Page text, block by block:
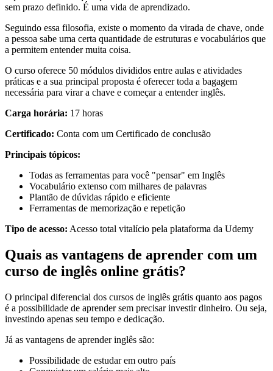
sem prazo definido. É uma vida de aprendizado.
Seguindo essa filosofia, existe o momento da virada de chave, onde
a pessoa sabe uma certa quantidade de estruturas e vocabulários que
a permitem entender muita coisa.
O curso oferece 50 módulos divididos entre aulas e atividades
práticas e a sua principal proposta é oferecer toda a bagagem
necessária para virar a chave e começar a entender inglês.
Carga horária: 17 horas
Certificado: Conta com um Certificado de conclusão
Principais tópicos:
Todas as ferramentas para você "pensar" em Inglês
Vocabulário extenso com milhares de palavras
Plantão de dúvidas rápido e eficiente
Ferramentas de memorização e repetição
Tipo de acesso: Acesso total vitalício pela plataforma da Udemy
Quais as vantagens de aprender com um
curso de inglês online grátis?
O principal diferencial dos cursos de inglês grátis quanto aos pagos
é a possibilidade de aprender sem precisar investir dinheiro. Ou seja,
investindo apenas seu tempo e dedicação.
Já as vantagens de aprender inglês são:
Possibilidade de estudar em outro país